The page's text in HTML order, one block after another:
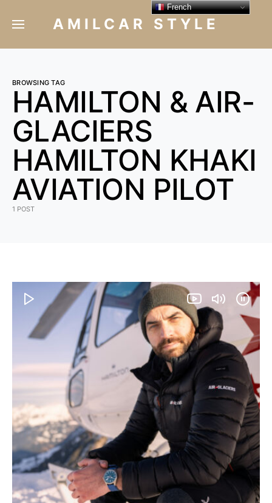
AMILCAR STYLE
BROWSING TAG
HAMILTON & AIR-
GLACIERS
HAMILTON KHAKI
AVIATION PILOT
1 POST
French